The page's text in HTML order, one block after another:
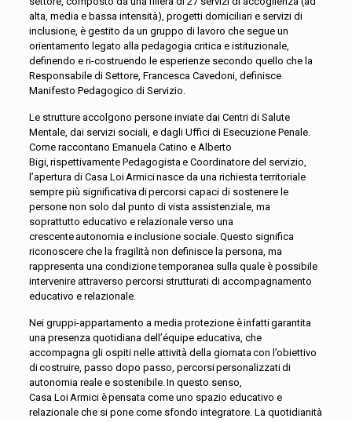
alta, media e bassa intensità), progetti domiciliari e servizi di
inclusione, è gestito da un gruppo di lavoro che segue un
orientamento legato alla pedagogia critica e istituzionale,
definendo e ri-costruendo le esperienze secondo quello che la
Responsabile di Settore, Francesca Cavedoni, definisce
Manifesto Pedagogico di Servizio.
Le strutture accolgono persone inviate dai Centri di Salute
Mentale, dai servizi sociali, e dagli Uffici di Esecuzione Penale.
Come raccontano Emanuela Catino e Alberto
Bigi, rispettivamente Pedagogista e Coordinatore del servizio,
l’apertura di Casa Loi Armici nasce da una richiesta territoriale
sempre più significativa di percorsi capaci di sostenere le
persone non solo dal punto di vista assistenziale, ma
soprattutto educativo e relazionale verso una
crescente autonomia e inclusione sociale. Questo significa
riconoscere che la fragilità non definisce la persona, ma
rappresenta una condizione temporanea sulla quale è possibile
intervenire attraverso percorsi strutturati di accompagnamento
educativo e relazionale.
Nei gruppi-appartamento a media protezione è infatti garantita
una presenza quotidiana dell’équipe educativa, che
accompagna gli ospiti nelle attività della giornata con l’obiettivo
di costruire, passo dopo passo, percorsi personalizzati di
autonomia reale e sostenibile. In questo senso,
Casa Loi Armici è pensata come uno spazio educativo e
relazionale che si pone come sfondo integratore. La quotidianità